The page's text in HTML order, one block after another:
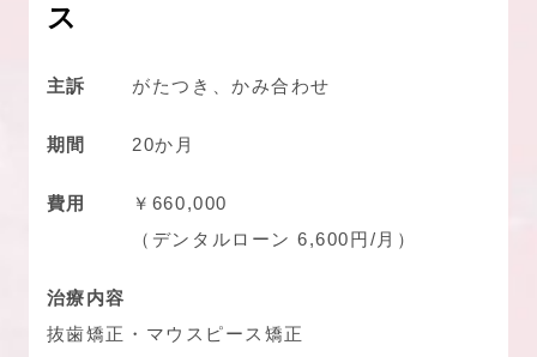
ス
主訴 がたつき、かみ合わせ
期間 20か月
費用
￥660,000
（デンタルローン 6,600円/月）
治療内容
抜歯矯正・マウスピース矯正